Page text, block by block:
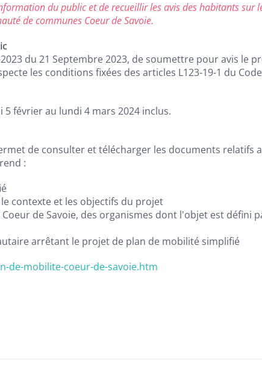
du public et de recueillir les avis des habitants sur
de communes Coeur de Savoie.
du 21 Septembre 2023, de soumettre pour avis le
les conditions fixées des articles L123-19-1 du
février au lundi 4 mars 2024 inclus.
de consulter et télécharger les documents relatifs
:
contexte et les objectifs du projet
de Savoie, des organismes dont l'objet est défini
arrêtant le projet de plan de mobilité simplifié
de-mobilite-coeur-de-savoie.htm